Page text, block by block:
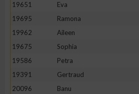
19651
Eva
19695
Ramona
19962
Aileen
19675
Sophia
19586
Petra
19391
Gertraud
20096
Banu
Geräte anhand von aktiv
Nicht-IAB-Verarbeitungszwecke:
Notwendig
Performance